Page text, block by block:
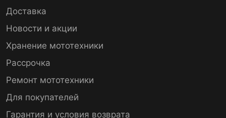
Доставка
Новости и акции
Хранение мототехники
Рассрочка
Ремонт мототехники
Для покупателей
Гарантия и условия возврата